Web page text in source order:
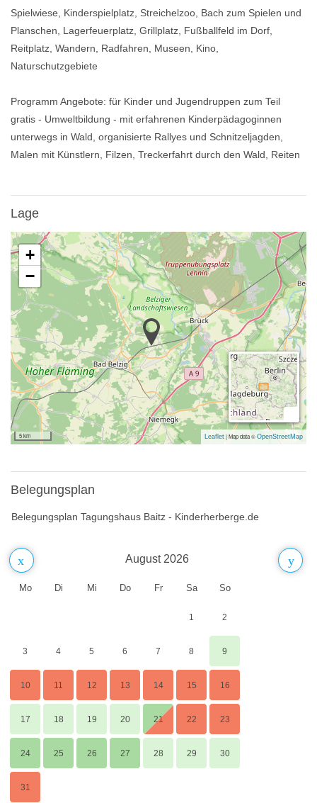
Spielwiese, Kinderspielplatz, Streichelzoo, Bach zum Spielen und
Planschen, Lagerfeuerplatz, Grillplatz, Fußballfeld im Dorf,
Reitplatz, Wandern, Radfahren, Museen, Kino,
Naturschutzgebiete
Programm Angebote: für Kinder und Jugendruppen zum Teil
gratis - Umweltbildung - mit erfahrenen Kinderpädagoginnen
unterwegs in Wald, organisierte Rallyes und Schnitzeljagden,
Malen mit Künstlern, Filzen, Treckerfahrt durch den Wald, Reiten
Lage
+
−
5 km Leaflet |Map data © OpenStreetMap
Belegungsplan
Belegungsplan Tagungshaus Baitz - Kinderherberge.de
August 2026
Mo Di Mi Do Fr Sa So
1 2
3 4 5 6 7 8 9
10 11 12 13 14 15 16
17 18 19 20 21 22 23
24 25 26 27 28 29 30
31